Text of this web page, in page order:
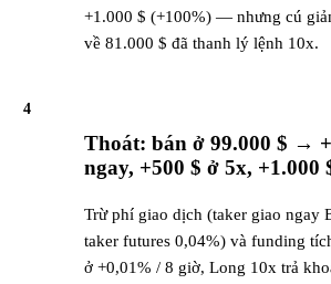
+1.000 $ (+100%) — nhưng cú
về 81.000 $ đã thanh lý lệnh 10x.
4
Thoát: bán ở 99.000 $ →
ngay, +500 $ ở 5x, +1.000
Trừ phí giao dịch (taker giao ngay
taker futures 0,04%) và funding
ở +0,01% / 8 giờ, Long 10x trả